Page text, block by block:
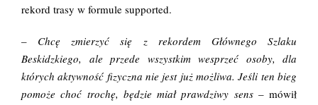
rekord trasy w formule supported.
– Chcę zmierzyć się z rekordem Głównego Szlaku
Beskidzkiego, ale przede wszystkim wesprzeć osoby, dla
których aktywność fizyczna nie jest już możliwa. Jeśli ten bieg
pomoże choć trochę, będzie miał prawdziwy sens– mówił